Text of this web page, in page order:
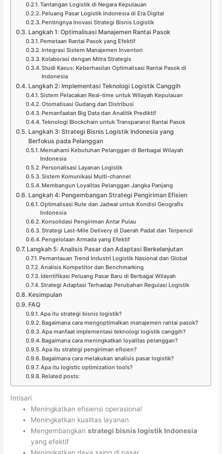
Tantangan Logistik di Negara Kepulauan
Peluang Pasar Logistik Indonesia di Era Digital
Pentingnya Inovasi Strategi Bisnis Logistik
Langkah 1: Optimalisasi Manajemen Rantai Pasok
Pemetaan Rantai Pasok yang Efektif
Integrasi Sistem Manajemen Inventori
Kolaborasi dengan Mitra Strategis
Studi Kasus: Keberhasilan Optimalisasi Rantai Pasok di
Indonesia
Langkah 2: Implementasi Teknologi Logistik Canggih
Sistem Pelacakan Real-time untuk Wilayah Kepulauan
Otomatisasi Gudang dan Distribusi
Pemanfaatan Big Data dan Analitik Prediktif
Teknologi Blockchain untuk Transparansi Rantai Pasok
Langkah 3: Strategi Bisnis Logistik Indonesia yang
Berfokus pada Pelanggan
Memahami Kebutuhan Pelanggan di Berbagai Wilayah
Indonesia
Personalisasi Layanan Logistik
Sistem Komunikasi Multi-channel
Membangun Loyalitas Pelanggan Jangka Panjang
Langkah 4: Pengembangan Strategi Pengiriman Efisien
Optimalisasi Rute dan Jadwal untuk Kondisi Geografis
Indonesia
Konsolidasi Pengiriman Antar Pulau
Strategi Last-Mile Delivery di Daerah Padat dan Terpencil
Pengelolaan Armada yang Efektif
Langkah 5: Analisis Pasar dan Adaptasi Berkelanjutan
Pemantauan Trend Industri Logistik Nasional dan Global
Analisis Kompetitor dan Benchmarking
Identifikasi Peluang Pasar Baru di Berbagai Wilayah
Strategi Adaptasi Terhadap Perubahan Regulasi Logistik
Kesimpulan
FAQ
Apa itu strategi bisnis logistik?
Bagaimana cara mengoptimalkan manajemen rantai pasok?
Apa manfaat implementasi teknologi logistik canggih?
Bagaimana cara meningkatkan loyalitas pelanggan?
Apa itu strategi pengiriman efisien?
Bagaimana cara melakukan analisis pasar logistik?
Apa itu logistic optimization tools?
Related posts:
Intisari
Meningkatkan efisiensi operasional
Meningkatkan kualitas layanan
Mengembangkanstrategi bisnis logistik Indonesia
yang efektif